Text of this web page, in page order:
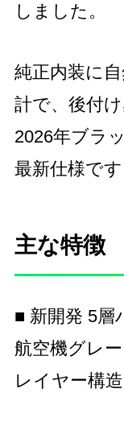
しました。
純正内装に
計で、後付
2026年ブラ
最新仕様です
主な特徴
■ 新開発 5層
航空機グレ
レイヤー構造